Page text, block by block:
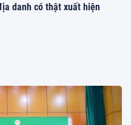
danh có thật xuất hiện